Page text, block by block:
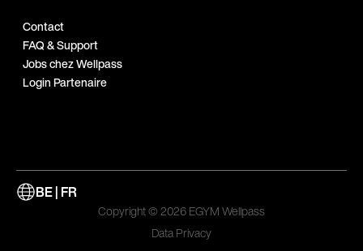
Contact
FAQ & Support
Jobs chez Wellpass
Login Partenaire
BE | FR
Copyright © 2026 EGYM Wellpass
Data Privacy